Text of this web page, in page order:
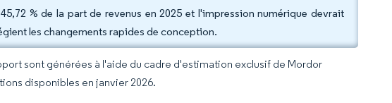
% de la part de revenus en 2025 et l'impression numérique devrait
les changements rapides de conception.
sont générées à l'aide du cadre d'estimation exclusif de Mordor
disponibles en janvier 2026.